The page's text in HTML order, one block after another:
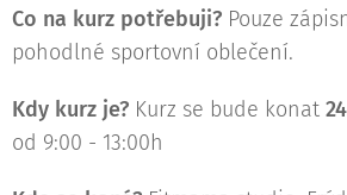
Co na kurz potřebuji? Pouze
pohodlné sportovní oblečení.
Kdy kurz je? Kurz se bude konat
od 9:00 - 13:00h